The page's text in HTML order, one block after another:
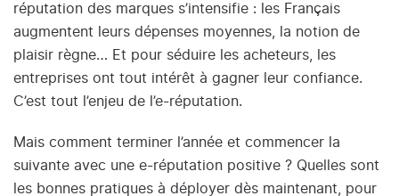
réputation des marques s’intensifie : les Français
augmentent leurs dépenses moyennes, la notion de
plaisir règne… Et pour séduire les acheteurs, les
entreprises ont tout intérêt à gagner leur confiance.
C’est tout l’enjeu de l’e-réputation.
Mais comment terminer l’année et commencer la
suivante avec une e-réputation positive ? Quelles sont
les bonnes pratiques à déployer dès maintenant, pour